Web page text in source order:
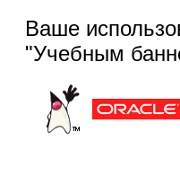
Ваше
"Учебным